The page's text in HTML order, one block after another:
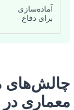
آماده‌سازی
برای دفاع
چالش‌های
معماری